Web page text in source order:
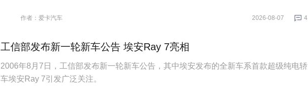
作者：爱卡汽车 4
2026-08-07
工信部发布新一轮新车公告 埃安Ray 7亮相
2006年8月7日，工信部发布新一轮新车公告，其中埃安发布的全新车系首款超级纯电轿
车埃安Ray 7引发广泛关注。